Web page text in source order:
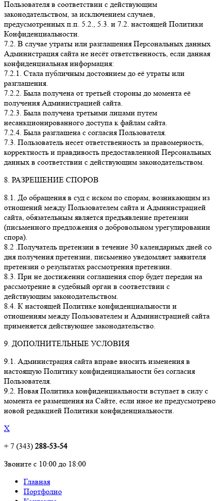
Пользователя в соответствии с действующим
законодательством, за исключением случаев,
предусмотренных п.п. 5.2., 5.3. и 7.2. настоящей Политики
Конфиденциальности.
7.2. В случае утраты или разглашения Персональных данных
Администрация сайта не несёт ответственность, если данная
конфиденциальная информация:
7.2.1. Стала публичным достоянием до её утраты или
разглашения.
7.2.2. Была получена от третьей стороны до момента её
получения Администрацией сайта.
7.2.3. Была получена третьими лицами путем
несанкционированного доступа к файлам сайта.
7.2.4. Была разглашена с согласия Пользователя.
7.3. Пользователь несет ответственность за правомерность,
корректность и правдивость предоставленной Персональных
данных в соответствии с действующим законодательством.
8. РАЗРЕШЕНИЕ СПОРОВ
8.1. До обращения в суд с иском по спорам, возникающим из
отношений между Пользователем сайта и Администрацией
сайта, обязательным является предъявление претензии
(письменного предложения о добровольном урегулировании
спора).
8.2 .Получатель претензии в течение 30 календарных дней со
дня получения претензии, письменно уведомляет заявителя
претензии о результатах рассмотрения претензии.
8.3. При не достижении соглашения спор будет передан на
рассмотрение в судебный орган в соответствии с
действующим законодательством.
8.4. К настоящей Политике конфиденциальности и
отношениям между Пользователем и Администрацией сайта
применяется действующее законодательство.
9. ДОПОЛНИТЕЛЬНЫЕ УСЛОВИЯ
9.1. Администрация сайта вправе вносить изменения в
настоящую Политику конфиденциальности без согласия
Пользователя.
9.2. Новая Политика конфиденциальности вступает в силу с
момента ее размещения на Сайте, если иное не предусмотрено
новой редакцией Политики конфиденциальности.
X
+ 7 (343) 288-53-54
Звоните с 10:00 до 18:00
Главная
Портфолио